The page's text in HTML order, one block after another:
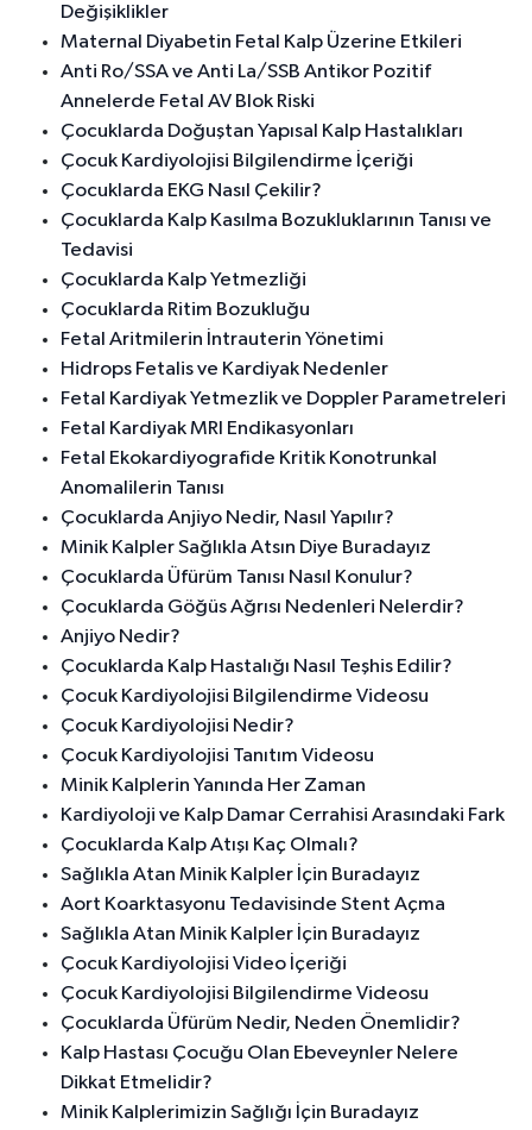
Değişiklikler
Maternal Diyabetin Fetal Kalp Üzerine Etkileri
Anti Ro/SSA ve Anti La/SSB Antikor Pozitif
Annelerde Fetal AV Blok Riski
Çocuklarda Doğuştan Yapısal Kalp Hastalıkları
Çocuk Kardiyolojisi Bilgilendirme İçeriği
Çocuklarda EKG Nasıl Çekilir?
Çocuklarda Kalp Kasılma Bozukluklarının Tanısı ve
Tedavisi
Çocuklarda Kalp Yetmezliği
Çocuklarda Ritim Bozukluğu
Fetal Aritmilerin İntrauterin Yönetimi
Hidrops Fetalis ve Kardiyak Nedenler
Fetal Kardiyak Yetmezlik ve Doppler Parametreleri
Fetal Kardiyak MRI Endikasyonları
Fetal Ekokardiyografide Kritik Konotrunkal
Anomalilerin Tanısı
Çocuklarda Anjiyo Nedir, Nasıl Yapılır?
Minik Kalpler Sağlıkla Atsın Diye Buradayız
Çocuklarda Üfürüm Tanısı Nasıl Konulur?
Çocuklarda Göğüs Ağrısı Nedenleri Nelerdir?
Anjiyo Nedir?
Çocuklarda Kalp Hastalığı Nasıl Teşhis Edilir?
Çocuk Kardiyolojisi Bilgilendirme Videosu
Çocuk Kardiyolojisi Nedir?
Çocuk Kardiyolojisi Tanıtım Videosu
Minik Kalplerin Yanında Her Zaman
Kardiyoloji ve Kalp Damar Cerrahisi Arasındaki Fark
Çocuklarda Kalp Atışı Kaç Olmalı?
Sağlıkla Atan Minik Kalpler İçin Buradayız
Aort Koarktasyonu Tedavisinde Stent Açma
Sağlıkla Atan Minik Kalpler İçin Buradayız
Çocuk Kardiyolojisi Video İçeriği
Çocuk Kardiyolojisi Bilgilendirme Videosu
Çocuklarda Üfürüm Nedir, Neden Önemlidir?
Kalp Hastası Çocuğu Olan Ebeveynler Nelere
Dikkat Etmelidir?
Minik Kalplerimizin Sağlığı İçin Buradayız